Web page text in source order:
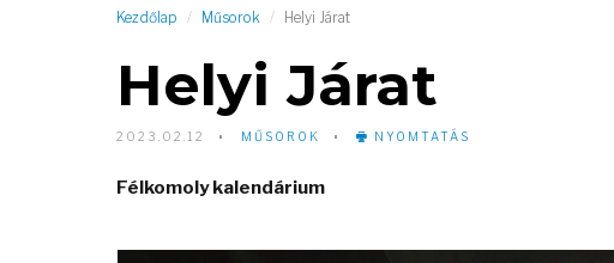
Kezdőlap Műsorok Helyi Járat
Helyi Járat
2023.02.12 MŰSOROK NYOMTATÁS
Félkomoly kalendárium